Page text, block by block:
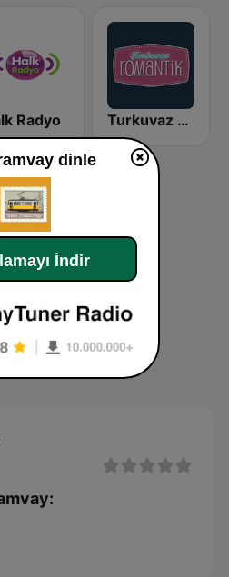
Radyo Turkuvaz Romantik
dinle
İndir